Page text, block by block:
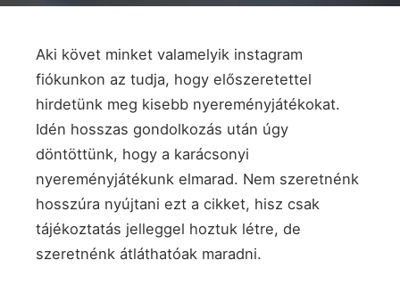
Aki követ minket valamelyik instagram
fiókunkon az tudja, hogy előszeretettel
hirdetünk meg kisebb nyereményjátékokat.
Idén hosszas gondolkozás után úgy
döntöttünk, hogy a karácsonyi
nyereményjátékunk elmarad. Nem szeretnénk
hosszúra nyújtani ezt a cikket, hisz csak
tájékoztatás jelleggel hoztuk létre, de
szeretnénk átláthatóak maradni.